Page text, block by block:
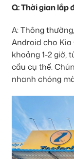
Q: Thời gian lắp
A: Thông
Android cho
khoảng 1-2 giờ,
cầu cụ thể.
nhanh chóng